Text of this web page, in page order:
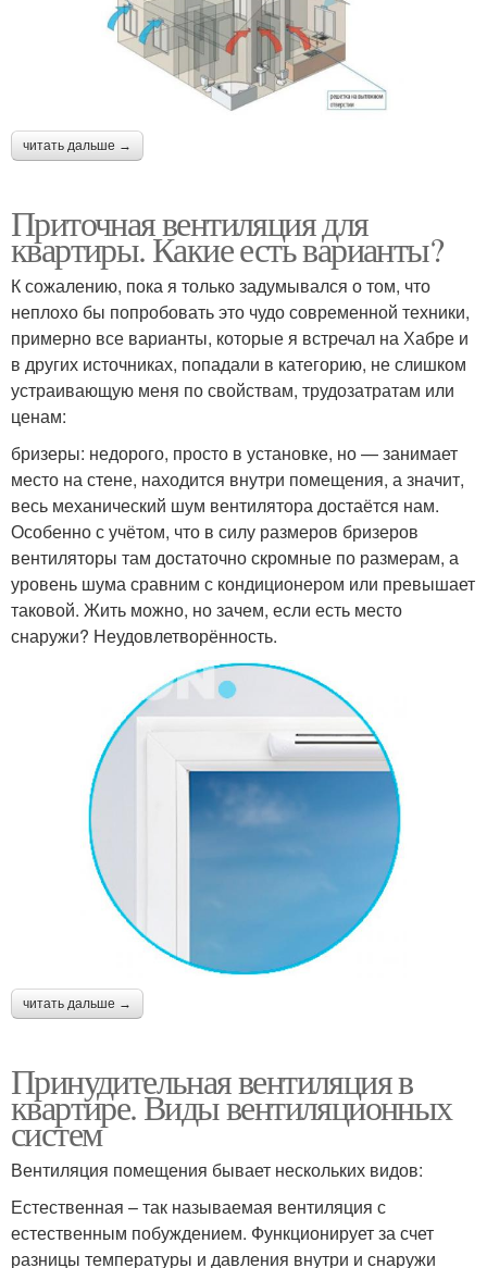
читать дальше →
Приточная вентиляция для
квартиры. Какие есть варианты?
К сожалению, пока я только задумывался о том, что
неплохо бы попробовать это чудо современной техники,
примерно все варианты, которые я встречал на Хабре и
в других источниках, попадали в категорию, не слишком
устраивающую меня по свойствам, трудозатратам или
ценам:
бризеры: недорого, просто в установке, но — занимает
место на стене, находится внутри помещения, а значит,
весь механический шум вентилятора достаётся нам.
Особенно с учётом, что в силу размеров бризеров
вентиляторы там достаточно скромные по размерам, а
уровень шума сравним с кондиционером или превышает
таковой. Жить можно, но зачем, если есть место
снаружи? Неудовлетворённость.
читать дальше →
Принудительная вентиляция в
квартире. Виды вентиляционных
систем
Вентиляция помещения бывает нескольких видов:
Естественная – так называемая вентиляция с
естественным побуждением. Функционирует за счет
разницы температуры и давления внутри и снаружи